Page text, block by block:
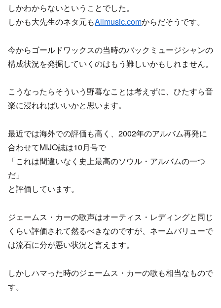
しかわからないということでした。
しかも大先生のネタ元もAllmusic.comからだそうです。
今からゴールドワックスの当時のバックミュージシャンの
構成状況を発掘していくのはもう難しいかもしれません。
こうなったらそういう野暮なことは考えずに、ひたすら音
楽に浸れればいいかと思います。
最近では海外での評価も高く、2002年のアルバム再発に
合わせてMIJO誌は10月号で
「これは間違いなく史上最高のソウル・アルバムの一つ
だ」
と評価しています。
ジェームス・カーの歌声はオーティス・レディングと同じ
くらい評価されて然るべきなのですが、ネームバリューで
は流石に分が悪い状況と言えます。
しかしハマった時のジェームス・カーの歌も相当なもので
す。